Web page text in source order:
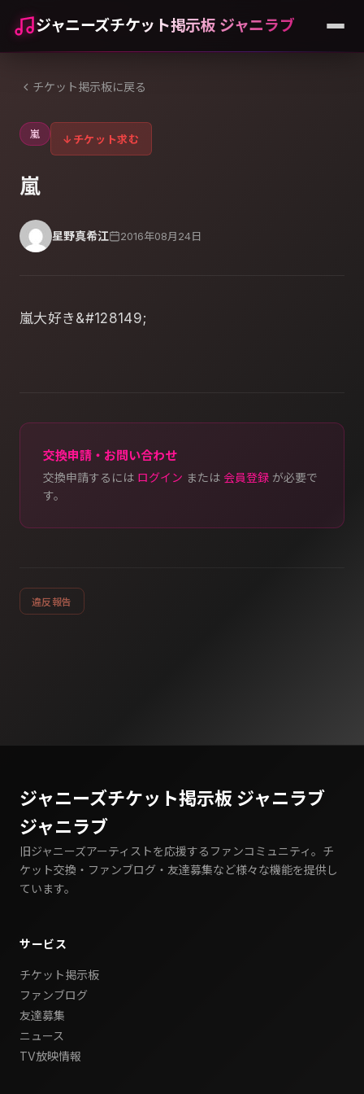
ジャニーズチケット掲示板 ジャニラブ
チケット掲示板に戻る
嵐 ↓ チケット求む
嵐
星野真希江 2016年08月24日
嵐大好き&#128149;
交換申請・お問い合わせ
交換申請するには ログイン または 会員登録 が必要で
す。
違反報告
ジャニーズチケット掲示板 ジャニラブ
ジャニラブ
旧ジャニーズアーティストを応援するファンコミュニティ。チ
ケット交換・ファンブログ・友達募集など様々な機能を提供し
ています。
サービス
チケット掲示板
ファンブログ
友達募集
ニュース
TV放映情報